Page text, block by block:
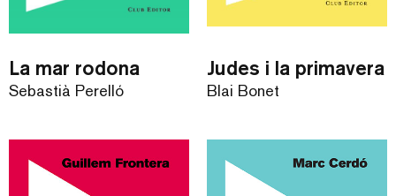
La mar rodona
Sebastià Perelló
Judes i la primavera
Blai Bonet